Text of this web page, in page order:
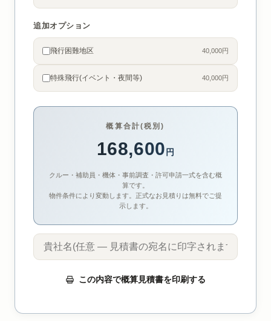
追加オプション
飛行困難地区 40,000円
特殊飛行(イベント・夜間等) 40,000円
概算合計(税別)
168,600 円
クルー・補助員・機体・事前調査・許可申請一式を含む概
算です。
物件条件により変動します。正式なお見積りは無料でご提
示します。
この内容で概算見積書を印刷する